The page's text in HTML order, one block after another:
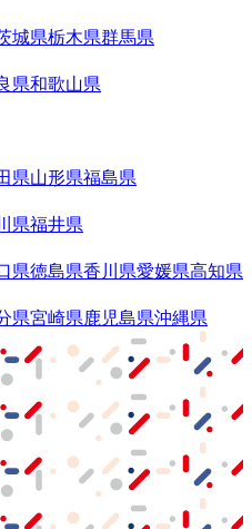
城県栃木県群馬県
県和歌山県
県山形県福島県
県福井県
県徳島県香川県愛媛県高知県
県宮崎県鹿児島県沖縄県